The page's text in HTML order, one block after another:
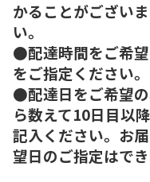
かることがござい
い。
●配達時間をご希
をご指定ください。
●配達日をご希望
ら数えて10日目以
記入ください。お
望日のご指定はでき